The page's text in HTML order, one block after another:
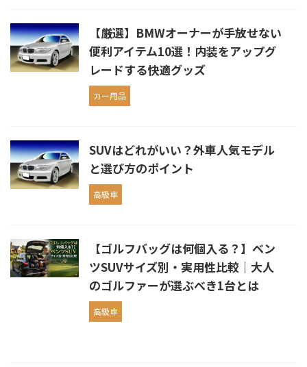
【厳選】BMWオーナーが手放せない
便利アイテム10選！内装をアップグ
レードする快適グッズ
カー用品
SUVはどれがいい？外車人気モデル
と選び方のポイント
高級車
【ゴルフバッグは何個入る？】ベン
ツSUVサイズ別・実用性比較｜大人
のゴルファーが選ぶべき1台とは
高級車